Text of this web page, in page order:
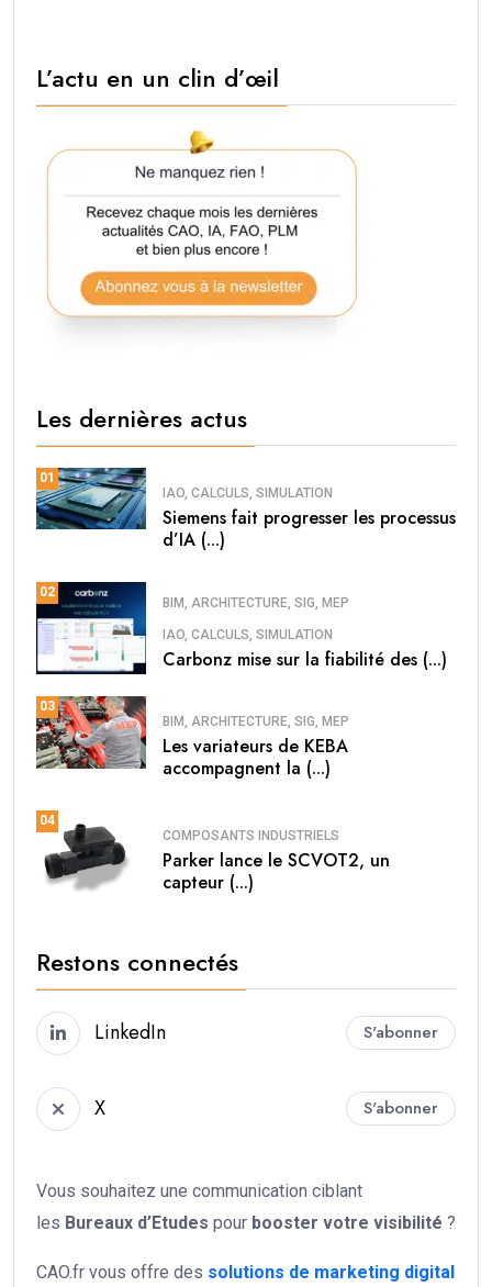
L’actu en un clin d’œil
Les dernières actus
01
IAO, CALCULS, SIMULATION
Siemens fait progresser les processus
d’IA (...)
02
BIM, ARCHITECTURE, SIG, MEP
IAO, CALCULS, SIMULATION
Carbonz mise sur la fiabilité des (...)
03
BIM, ARCHITECTURE, SIG, MEP
Les variateurs de KEBA
accompagnent la (...)
04
COMPOSANTS INDUSTRIELS
Parker lance le SCVOT2, un
capteur (...)
Restons connectés
LinkedIn S'abonner
X S'abonner
Vous souhaitez une communication ciblant
les Bureaux d’Etudes pour booster votre visibilité ?
CAO.fr vous offre des solutions de marketing digital